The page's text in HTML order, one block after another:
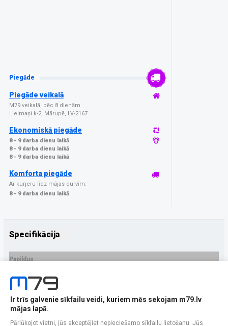
Piegāde
Piegāde veikalā
M79 veikalā, pēc 8 dienām
Lielmaņi k-2, Mārupē, LV-2167
Ekonomiskā piegāde
8 - 9 darba dienu laikā
8 - 9 darba dienu laikā
8 - 9 darba dienu laikā
Komforta piegāde
Ar kurjeru līdz mājas durvīm:
8 - 9 darba dienu laikā
Specifikācija
Papildus
Ražotājs
PRECES APRAKSTS
EAN - 8594215995418
Ir trīs galvenie sīkfailu veidi, kuriem mēs sekojam m79.lv
mājas lapā.
Pārlūkojot vietni, jūs akceptējiet nepieciešamo sīkfailu lietošanu. Jūs